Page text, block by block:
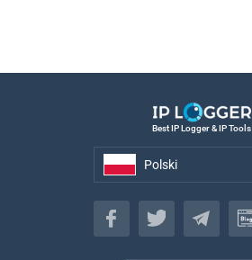
Best IP Logger & IP Tools
Polski
Polski